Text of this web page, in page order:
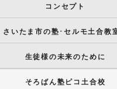
コンセプト
生徒様の未来のために
そろばん塾ピコ土合校